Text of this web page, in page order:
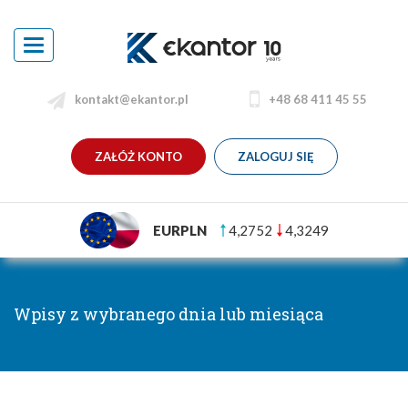
Toggle
navigation
kontakt@ekantor.pl +48 68 411 45 55
ZAŁÓŻ KONTO ZALOGUJ SIĘ
EURPLN 4,2752 4,3249
Wpisy z wybranego dnia lub miesiąca